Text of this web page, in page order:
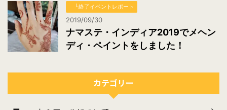
└終了イベントレポート
2019/09/30
ナマステ・インディア2019でメヘン
ディ・ペイントをしました！
カテゴリー